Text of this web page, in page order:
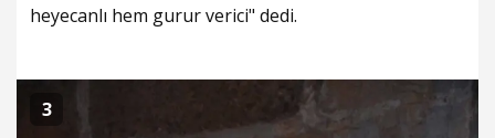
heyecanlı hem gurur verici" dedi.
3